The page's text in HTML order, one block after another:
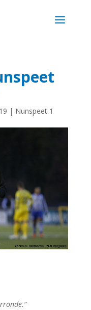
| Nunspeet 1